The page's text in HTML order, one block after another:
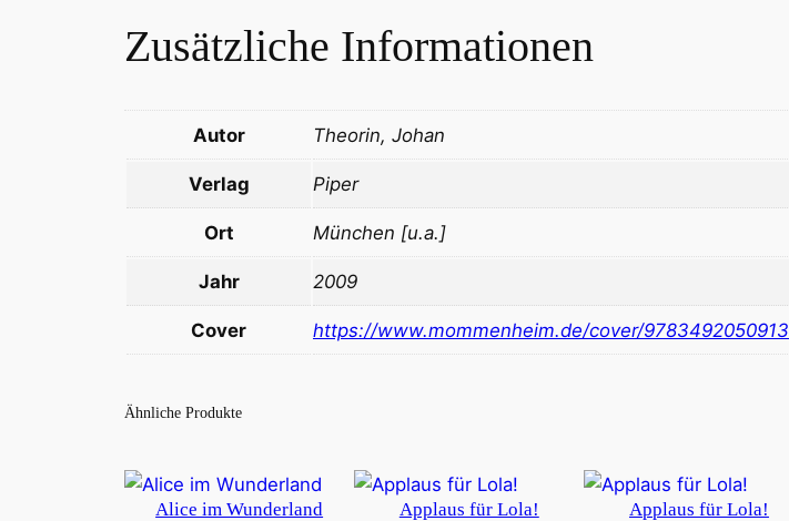
Zusätzliche Informationen
Autor Theorin, Johan
Verlag Piper
Ort München [u.a.]
Jahr 2009
Cover https://www.mommenheim.de/cover/9783492050913
Ähnliche Produkte
Alice im Wunderland Applaus für Lola! Applaus für Lola!